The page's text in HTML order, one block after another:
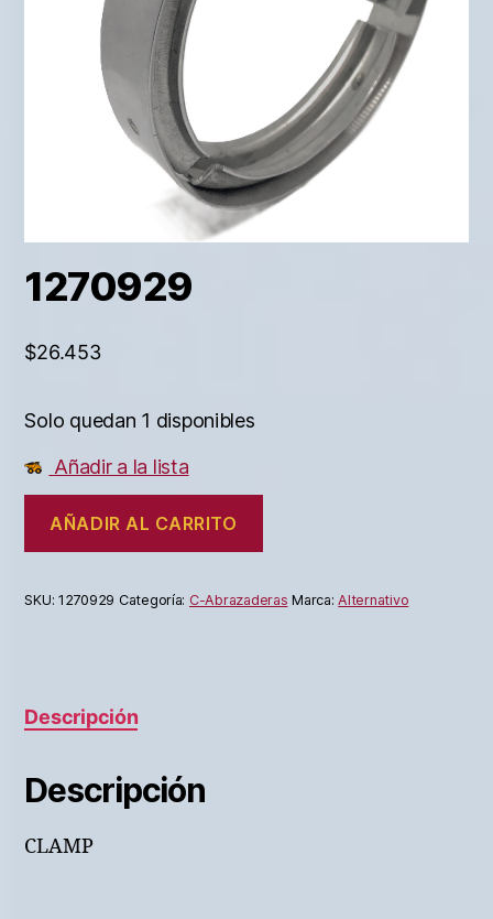
1270929
$26.453
Solo quedan 1 disponibles
Añadir a la lista
AÑADIR AL CARRITO
SKU:1270929 Categoría: C-Abrazaderas Marca:Alternativo
Descripción
Descripción
CLAMP